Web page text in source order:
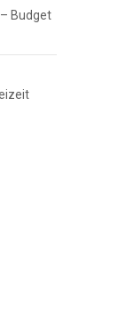
Budget